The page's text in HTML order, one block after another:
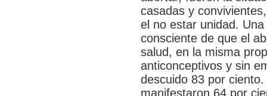
casadas y
el no estar unidad.
consciente de que el
salud, en la misma
anticonceptivos y sin
descuido 83 por
manifestaron 64 por